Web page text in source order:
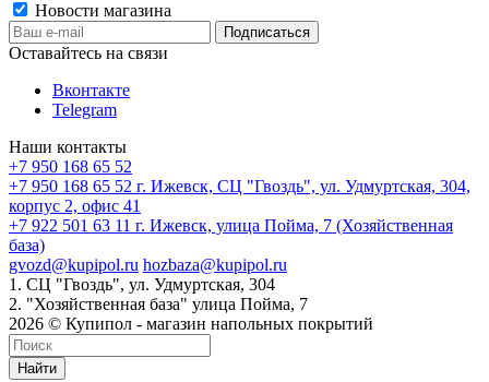
Новости магазина
Оставайтесь на связи
Вконтакте
Telegram
Наши контакты
+7 950 168 65 52
+7 950 168 65 52 г. Ижевск, СЦ "Гвоздь", ул. Удмуртская, 304,
корпус 2, офис 41
+7 922 501 63 11 г. Ижевск, улица Пойма, 7 (Хозяйственная
база)
gvozd@kupipol.ru hozbaza@kupipol.ru
1. СЦ "Гвоздь", ул. Удмуртская, 304
2. "Хозяйственная база" улица Пойма, 7
2026 © Купипол - магазин напольных покрытий
Найти